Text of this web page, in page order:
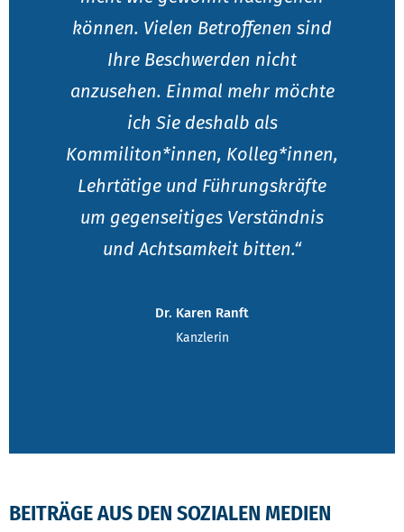
können. Vielen Betroffenen sind
Ihre Beschwerden nicht
anzusehen. Einmal mehr möchte
ich Sie deshalb als
Kommiliton*innen, Kolleg*innen,
Lehrtätige und Führungskräfte
um gegenseitiges Verständnis
und Achtsamkeit bitten.“
Dr. Karen Ranft
Kanzlerin
BEITRÄGE AUS DEN SOZIALEN MEDIEN